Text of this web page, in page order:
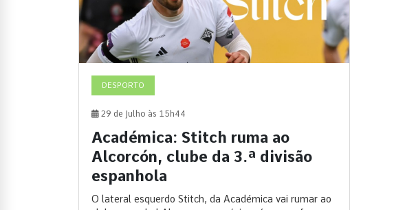
DESPORTO
29 de Julho às 15h44
Académica: Stitch ruma ao
Alcorcón, clube da 3.ª divisão
espanhola
O lateral esquerdo Stitch, da Académica vai rumar ao